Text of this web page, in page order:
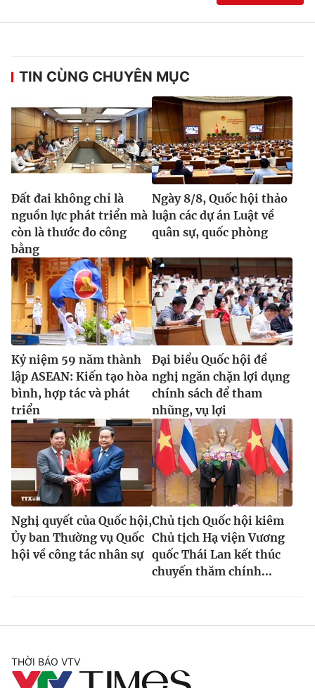
TIN CÙNG CHUYÊN MỤC
Đất đai không chỉ là
nguồn lực phát triển mà
còn là thước đo công
bằng
Ngày 8/8, Quốc hội thảo
luận các dự án Luật về
quân sự, quốc phòng
Kỷ niệm 59 năm thành
lập ASEAN: Kiến tạo hòa
bình, hợp tác và phát
triển
Đại biểu Quốc hội đề
nghị ngăn chặn lợi dụng
chính sách để tham
nhũng, vụ lợi
Nghị quyết của Quốc hội,
Ủy ban Thường vụ Quốc
hội về công tác nhân sự
Chủ tịch Quốc hội kiêm
Chủ tịch Hạ viện Vương
quốc Thái Lan kết thúc
chuyến thăm chính...
THỜI BÁO VTV